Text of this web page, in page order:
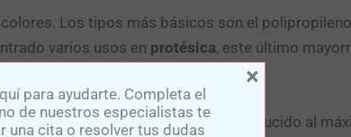
Los tipos más básicos son el polipropileno
varios usos en protésica, este último
use la
elmuñóndel paciente se haya reducido al
para ayudarte. Completa el
de nuestros especialistas te
una cita o resolver tus dudas
×